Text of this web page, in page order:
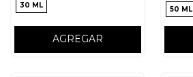
30 ML
AGREGAR
50 ML